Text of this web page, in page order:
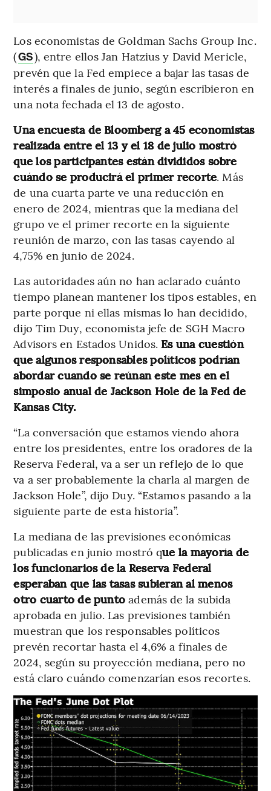
Los economistas de Goldman Sachs Group Inc.
(GS), entre ellos Jan Hatzius y David Mericle,
prevén que la Fed empiece a bajar las tasas de
interés a finales de junio, según escribieron en
una nota fechada el 13 de agosto.
Una encuesta de Bloomberg a 45 economistas
realizada entre el 13 y el 18 de julio mostró
que los participantes están divididos sobre
cuándo se producirá el primer recorte. Más
de una cuarta parte ve una reducción en
enero de 2024, mientras que la mediana del
grupo ve el primer recorte en la siguiente
reunión de marzo, con las tasas cayendo al
4,75% en junio de 2024.
Las autoridades aún no han aclarado cuánto
tiempo planean mantener los tipos estables, en
parte porque ni ellas mismas lo han decidido,
dijo Tim Duy, economista jefe de SGH Macro
Advisors en Estados Unidos. Es una cuestión
que algunos responsables políticos podrían
abordar cuando se reúnan este mes en el
simposio anual de Jackson Hole de la Fed de
Kansas City.
“La conversación que estamos viendo ahora
entre los presidentes, entre los oradores de la
Reserva Federal, va a ser un reflejo de lo que
va a ser probablemente la charla al margen de
Jackson Hole”, dijo Duy. “Estamos pasando a la
siguiente parte de esta historia”.
La mediana de las previsiones económicas
publicadas en junio mostró que la mayoría de
los funcionarios de la Reserva Federal
esperaban que las tasas subieran al menos
otro cuarto de punto además de la subida
aprobada en julio. Las previsiones también
muestran que los responsables políticos
prevén recortar hasta el 4,6% a finales de
2024, según su proyección mediana, pero no
está claro cuándo comenzarían esos recortes.